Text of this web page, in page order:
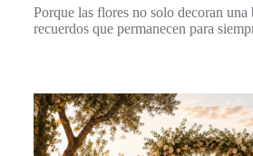
Porque las flores no solo decoran
recuerdos que permanecen para